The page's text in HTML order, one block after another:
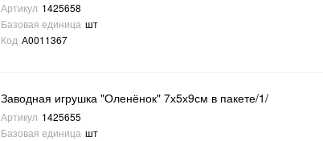
Артикул 1425658
Базовая единица шт
Код А0011367
Заводная игрушка "Оленёнок" 7х5х9см в пакете/1/
Артикул 1425655
Базовая единица шт